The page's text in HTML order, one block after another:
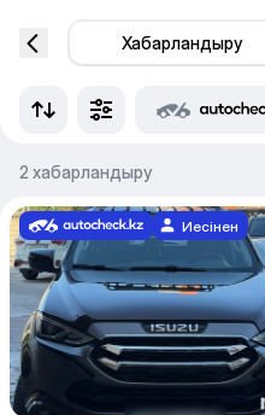
Хабарландыру
2 хабарландыру
Иесінен